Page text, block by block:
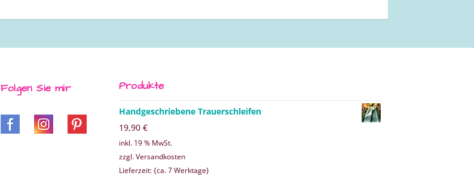
Folgen Sie mir Produkte
Handgeschriebene Trauerschleifen
19,90 €
inkl. 19 % MwSt.
zzgl. Versandkosten
Lieferzeit: {ca. 7 Werktage}